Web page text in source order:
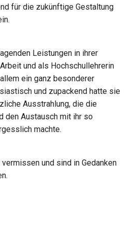
für die zukünftige Gestaltung
Leistungen in ihrer
und als Hochschullehrerin
ein ganz besonderer
und zupackend hatte sie
Ausstrahlung, die die
den Austausch mit ihr so
machte.
und sind in Gedanken